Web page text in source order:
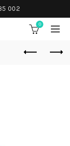
002
0